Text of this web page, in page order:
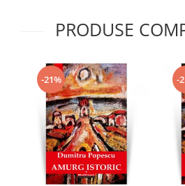
PRODUSE
-21% -